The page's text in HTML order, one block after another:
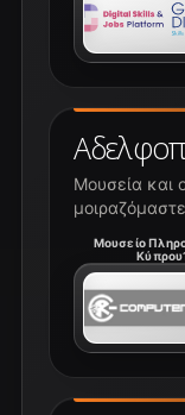
Μουσεία και
Μουσείο